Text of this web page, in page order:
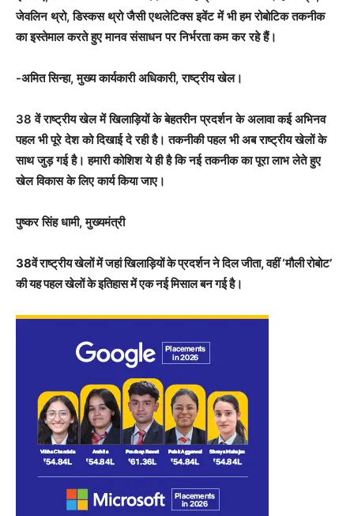
जेवलिन थ्रो, डिस्कस थ्रो जैसी एथलेटिक्स इवेंट में भी हम रोबोटिक तकनीक
का इस्तेमाल करते हुए मानव संसाधन पर निर्भरता कम कर रहे हैं।
-अमित सिन्हा, मुख्य कार्यकारी अधिकारी, राष्ट्रीय खेल।
38 वें राष्ट्रीय खेल में खिलाड़ियों के बेहतरीन प्रदर्शन के अलावा कई अभिनव
पहल भी पूरे देश को दिखाई दे रही है। तकनीकी पहल भी अब राष्ट्रीय खेलों के
साथ जुड़ गई है। हमारी कोशिश ये ही है कि नई तकनीक का पूरा लाभ लेते हुए
खेल विकास के लिए कार्य किया जाए।
पुष्कर सिंह धामी, मुख्यमंत्री
38वें राष्ट्रीय खेलों में जहां खिलाड़ियों के प्रदर्शन ने दिल जीता, वहीं ‘मौली रोबोट’
की यह पहल खेलों के इतिहास में एक नई मिसाल बन गई है।